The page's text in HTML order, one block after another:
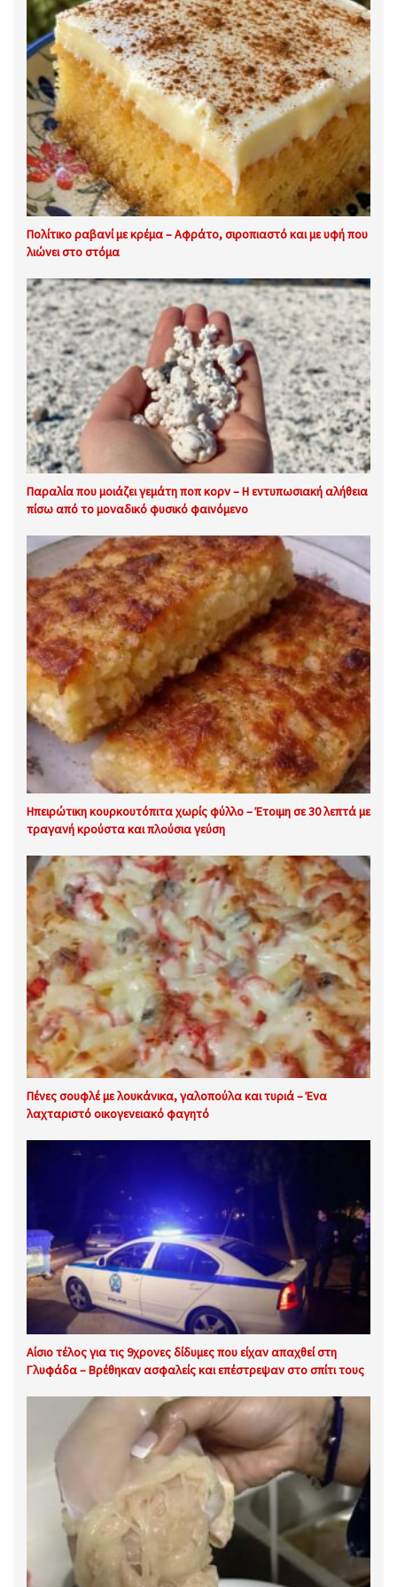
Πολίτικο ραβανί με κρέμα – Αφράτο, σιροπιαστό και με υφή που
λιώνει στο στόμα
Παραλία που μοιάζει γεμάτη ποπ κορν – Η εντυπωσιακή αλήθεια
πίσω από το μοναδικό φυσικό φαινόμενο
Ηπειρώτικη κουρκουτόπιτα χωρίς φύλλο – Έτοιμη σε 30 λεπτά με
τραγανή κρούστα και πλούσια γεύση
Πένες σουφλέ με λουκάνικα, γαλοπούλα και τυριά – Ένα
λαχταριστό οικογενειακό φαγητό
Αίσιο τέλος για τις 9χρονες δίδυμες που είχαν απαχθεί στη
Γλυφάδα – Βρέθηκαν ασφαλείς και επέστρεψαν στο σπίτι τους